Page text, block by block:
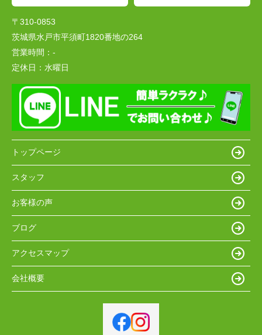
〒310-0853
茨城県水戸市平須町1820番地の264
営業時間： -
定休日： 水曜日
トップページ
スタッフ
お客様の声
ブログ
アクセスマップ
会社概要